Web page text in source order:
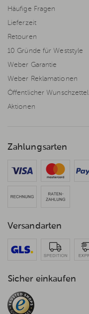
Häufige Fragen
Lieferzeit
Retouren
10 Gründe für Weststyle
Weber Garantie
Weber Reklamationen
Öffentlicher Wunschzettel
Aktionen
Zahlungsarten
Versandarten
Sicher einkaufen